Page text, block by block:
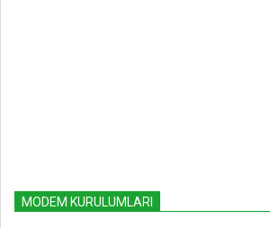
MODEM KURULUMLARI